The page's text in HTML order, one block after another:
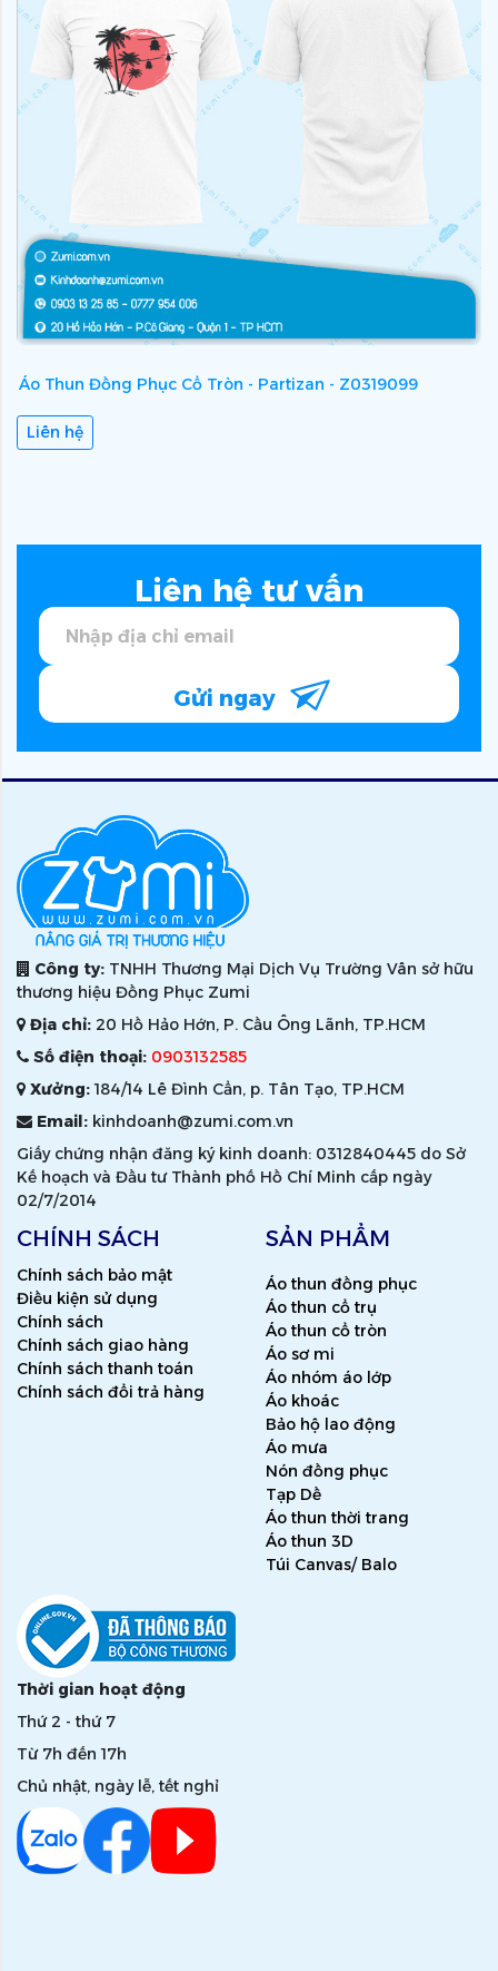
Áo Thun Đồng Phục Cổ Tròn - Partizan - Z0319099
Liên hệ
Liên hệ tư vấn
Gửi ngay
Công ty: TNHH Thương Mại Dịch Vụ Trường Vân sở hữu
thương hiệu Đồng Phục Zumi
Địa chỉ: 20 Hồ Hảo Hớn, P. Cầu Ông Lãnh, TP.HCM
Số điện thoại: 0903132585
Xưởng:184/14 Lê Đình Cẩn, p. Tân Tạo, TP.HCM
Email: kinhdoanh@zumi.com.vn
Giấy chứng nhận đăng ký kinh doanh: 0312840445 do Sở
Kế hoạch và Đầu tư Thành phố Hồ Chí Minh cấp ngày
02/7/2014
CHÍNH SÁCH
Chính sách bảo mật
Điều kiện sử dụng
Chính sách
Chính sách giao hàng
Chính sách thanh toán
Chính sách đổi trả hàng
SẢN PHẨM
Áo thun đồng phục
Áo thun cổ trụ
Áo thun cổ tròn
Áo sơ mi
Áo nhóm áo lớp
Áo khoác
Bảo hộ lao động
Áo mưa
Nón đồng phục
Tạp Dề
Áo thun thời trang
Áo thun 3D
Túi Canvas/ Balo
Thời gian hoạt động
Thứ 2 - thứ 7
Từ 7h đến 17h
Chủ nhật, ngày lễ, tết nghỉ